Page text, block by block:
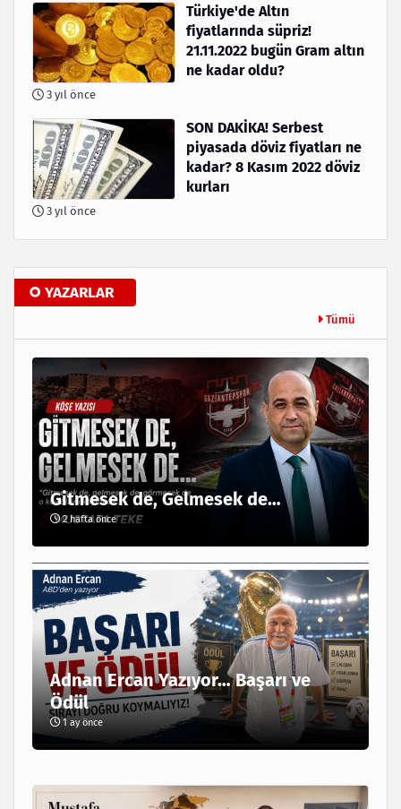
Türkiye'de Altın
fiyatlarında süpriz!
21.11.2022 bugün Gram altın
ne kadar oldu?
3 yıl önce
SON DAKİKA! Serbest
piyasada döviz fiyatları ne
kadar? 8 Kasım 2022 döviz
kurları
3 yıl önce
YAZARLAR
Tümü
Gitmesek de, Gelmesek de…
2 hafta önce
Adnan Ercan Yazıyor… Başarı ve
Ödül
1 ay önce